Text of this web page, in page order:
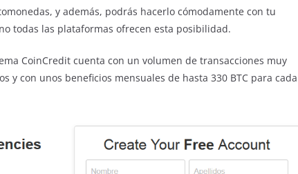
y además, podrás hacerlo cómodamente con tu
todas las plataformas ofrecen esta posibilidad.
CoinCredit cuenta con un volumen de transacciones muy
y con unos beneficios mensuales de hasta 330 BTC para cada